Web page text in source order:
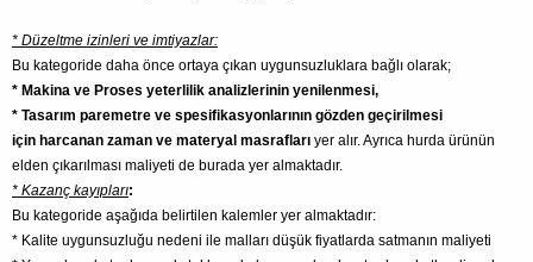
* Düzeltme izinleri ve imtiyazlar:
Bu kategoride daha önce ortaya çıkan uygunsuzluklara bağlı olarak;
* Makina ve Proses yeterlilik analizlerinin yenilenmesi,
* Tasarım paremetre ve spesifikasyonlarının gözden geçirilmesi
için harcanan zaman ve materyal masrafları yer alır. Ayrıca hurda ürünün
elden çıkarılması maliyeti de burada yer almaktadır.
* Kazanç kayıpları:
Bu kategoride aşağıda belirtilen kalemler yer almaktadır:
* Kalite uygunsuzluğu nedeni ile malları düşük fiyatlarda satmanın maliyeti